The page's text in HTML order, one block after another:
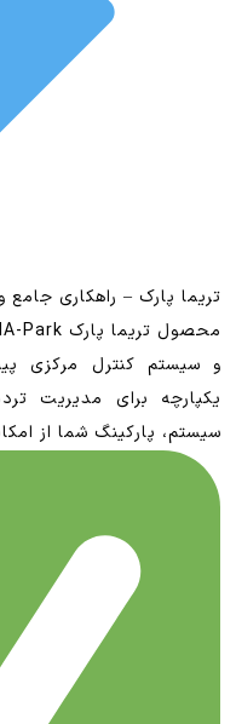
تریما پارک – راهکاری جامع
و سیستم کنترل مرکزی
یکپارچه برای مدیریت
سیستم، پارکینگ شما از